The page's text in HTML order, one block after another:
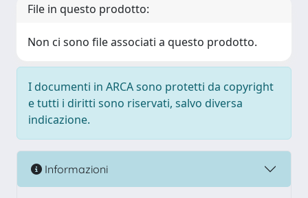
File in questo prodotto:
Non ci sono file associati a questo prodotto.
I documenti in ARCA sono protetti da copyright
e tutti i diritti sono riservati, salvo diversa
indicazione.
Informazioni